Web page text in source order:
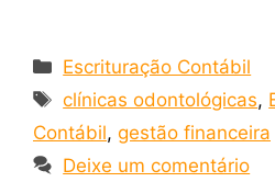
Escrituração Contábil
clínicas odontológicas,
Contábil, gestão financeira
Deixe um comentário